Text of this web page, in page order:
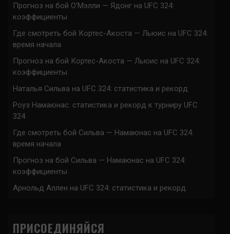
Прогноз на бой О’Мэлли — Ядонг на UFC 324:
коэффициенты
Где смотреть бой Кортес-Акоста — Льюис на UFC 324:
время начала
Прогноз на бой Кортес-Акоста — Льюис на UFC 324:
коэффициенты
Наталья Сильва на UFC 324: статистика и рекорд
Роуз Намаюнас: статистика и рекорд к турниру UFC
324
Где смотреть бой Сильва — Намаюнас на UFC 324:
время начала
Прогноз на бой Сильва — Намаюнас на UFC 324:
коэффициенты
Арнольд Аллен на UFC 324: статистика и рекорд
ПРИСОЕДИНЯЙСЯ